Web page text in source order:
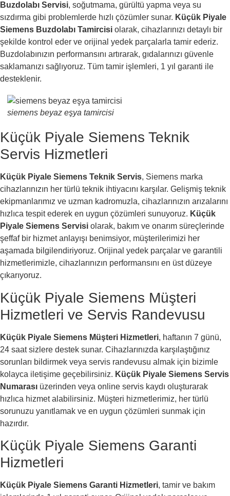
Buzdolabı Servisi, soğutmama, gürültü yapma veya su
sızdırma gibi problemlerde hızlı çözümler sunar. Küçük Piyale
Siemens Buzdolabı Tamircisi olarak, cihazlarınızı detaylı bir
şekilde kontrol eder ve orijinal yedek parçalarla tamir ederiz.
Buzdolabınızın performansını artırarak, gıdalarınızı güvenle
saklamanızı sağlıyoruz. Tüm tamir işlemleri, 1 yıl garanti ile
desteklenir.
siemens beyaz eşya tamircisi
Küçük Piyale Siemens Teknik
Servis Hizmetleri
Küçük Piyale Siemens Teknik Servis, Siemens marka
cihazlarınızın her türlü teknik ihtiyacını karşılar. Gelişmiş teknik
ekipmanlarımız ve uzman kadromuzla, cihazlarınızın arızalarını
hızlıca tespit ederek en uygun çözümleri sunuyoruz. Küçük
Piyale Siemens Servisi olarak, bakım ve onarım süreçlerinde
şeffaf bir hizmet anlayışı benimsiyor, müşterilerimizi her
aşamada bilgilendiriyoruz. Orijinal yedek parçalar ve garantili
hizmetlerimizle, cihazlarınızın performansını en üst düzeye
çıkarıyoruz.
Küçük Piyale Siemens Müşteri
Hizmetleri ve Servis Randevusu
Küçük Piyale Siemens Müşteri Hizmetleri, haftanın 7 günü,
24 saat sizlere destek sunar. Cihazlarınızda karşılaştığınız
sorunları bildirmek veya servis randevusu almak için bizimle
kolayca iletişime geçebilirsiniz. Küçük Piyale Siemens Servis
Numarası üzerinden veya online servis kaydı oluşturarak
hızlıca hizmet alabilirsiniz. Müşteri hizmetlerimiz, her türlü
sorunuzu yanıtlamak ve en uygun çözümleri sunmak için
hazırdır.
Küçük Piyale Siemens Garanti
Hizmetleri
Küçük Piyale Siemens Garanti Hizmetleri, tamir ve bakım